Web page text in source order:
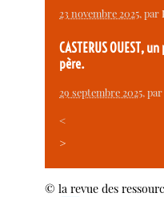
23 novembre 2025, par
CASTERUS OUEST,
père.
29 septembre 2025,
<
>
© la revue des